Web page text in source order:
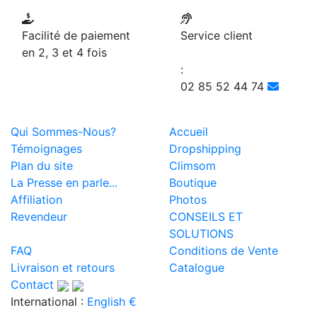
Facilité de paiement
en 2, 3 et 4 fois
Service client
:
02 85 52 44 74
Qui Sommes-Nous?
Accueil
Témoignages
Dropshipping
Plan du site
Climsom
La Presse en parle...
Boutique
Affiliation
Photos
Revendeur
CONSEILS ET
SOLUTIONS
FAQ
Conditions de Vente
Livraison et retours
Catalogue
Contact
International : English €